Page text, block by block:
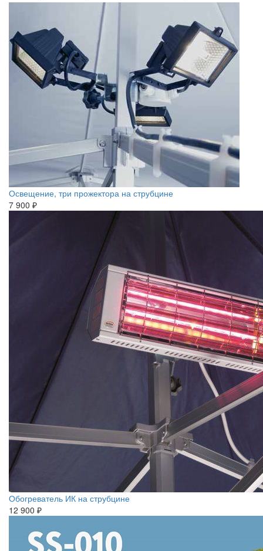
Освещение, три прожектора на струбцине
7 900 ₽
Обогреватель ИК на струбцине
12 900 ₽